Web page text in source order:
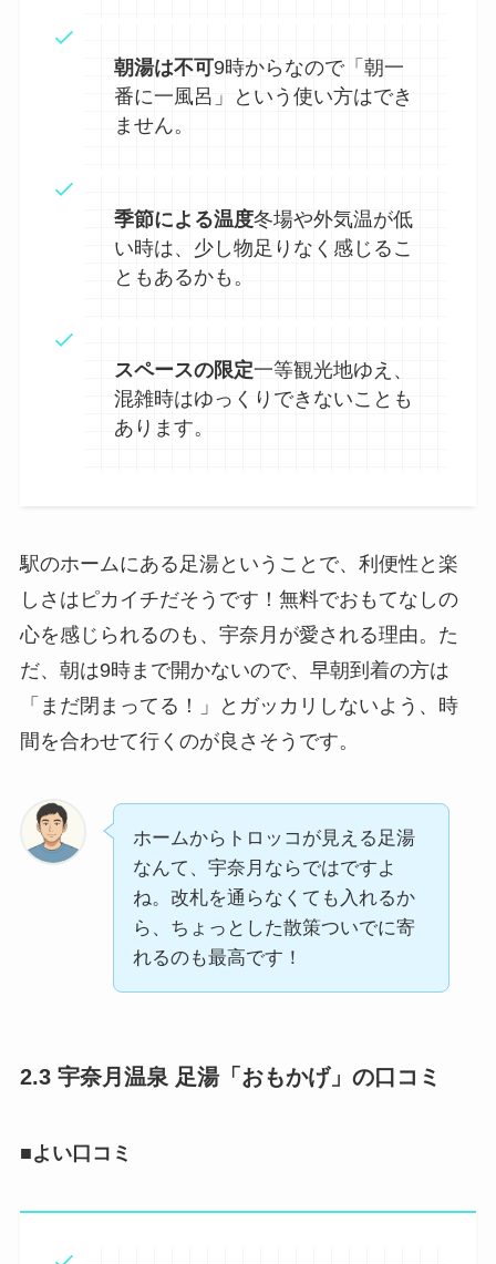
朝湯は不可9時からなので「朝一
番に一風呂」という使い方はでき
ません。
季節による温度冬場や外気温が低
い時は、少し物足りなく感じるこ
ともあるかも。
スペースの限定一等観光地ゆえ、
混雑時はゆっくりできないことも
あります。
駅のホームにある足湯ということで、利便性と楽
しさはピカイチだそうです！無料でおもてなしの
心を感じられるのも、宇奈月が愛される理由。た
だ、朝は9時まで開かないので、早朝到着の方は
「まだ閉まってる！」とガッカリしないよう、時
間を合わせて行くのが良さそうです。
ホームからトロッコが見える足湯
なんて、宇奈月ならではですよ
ね。改札を通らなくても入れるか
ら、ちょっとした散策ついでに寄
れるのも最高です！
2.3 宇奈月温泉 足湯「おもかげ」の口コミ
■よい口コミ